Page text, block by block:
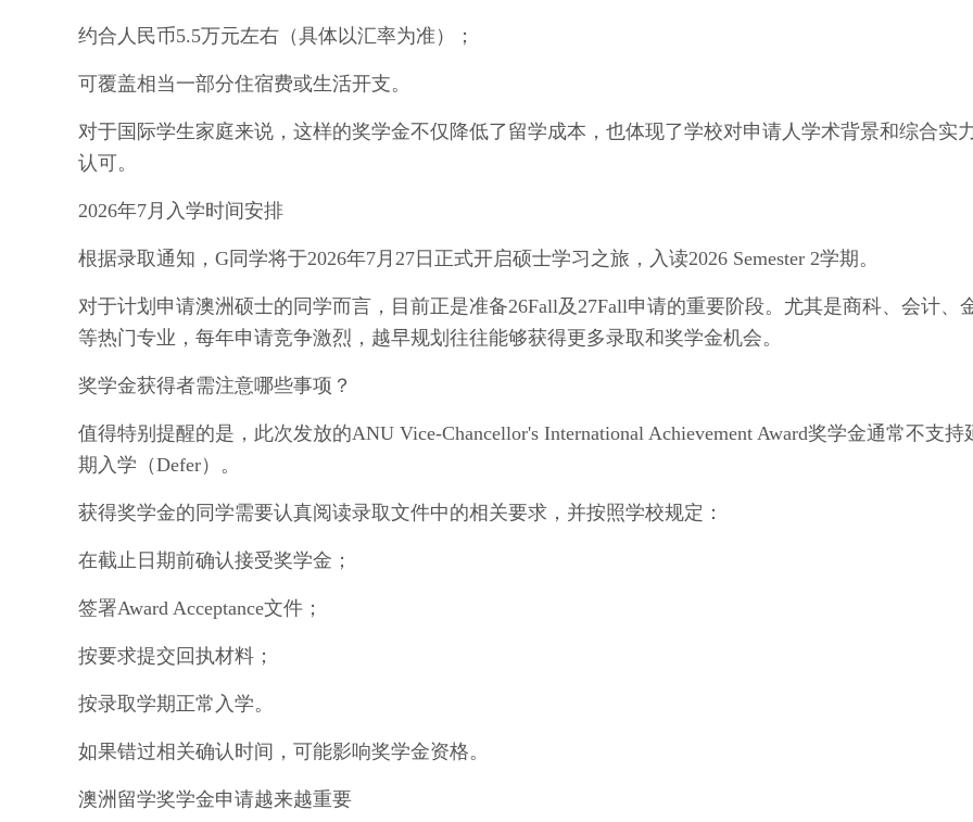
约合人民币5.5万元左右（具体以汇率为准）；
可覆盖相当一部分住宿费或生活开支。
对于国际学生家庭来说，这样的奖学金不仅降低了留学成本，也体现了学校对申请人学术背景和综合实
认可。
2026年7月入学时间安排
根据录取通知， G同学将于2026年7月27日正式开启硕士学习之旅，入读2026 Semester 2学期。
对于计划申请澳洲硕士的同学而言，目前正是准备26Fall及27Fall申请的重要阶段。尤其是商科、会计、
等热门专业，每年申请竞争激烈，越早规划往往能够获得更多录取和奖学金机会。
奖学金获得者需注意哪些事项？
值得特别提醒的是，此次发放的ANU Vice-Chancellor's International Achievement Award奖学金通常不支持
期入学（Defer）。
获得奖学金的同学需要认真阅读录取文件中的相关要求，并按照学校规定：
在截止日期前确认接受奖学金；
签署Award Acceptance文件；
按要求提交回执材料；
按录取学期正常入学。
如果错过相关确认时间，可能影响奖学金资格。
澳洲留学奖学金申请越来越重要